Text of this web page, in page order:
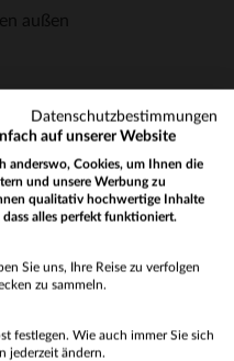
außen
Garant für Schlichtheit
ebenfalls in schwarz
Datenschutzbestimmungen
auf unserer Website
anderswo, Cookies, um Ihnen die
und unsere Werbung zu
qualitativ hochwertige Inhalte
alles perfekt funktioniert.
Sie uns, Ihre Reise zu verfolgen
zu sammeln.
festlegen. Wie auch immer Sie sich
jederzeit ändern.